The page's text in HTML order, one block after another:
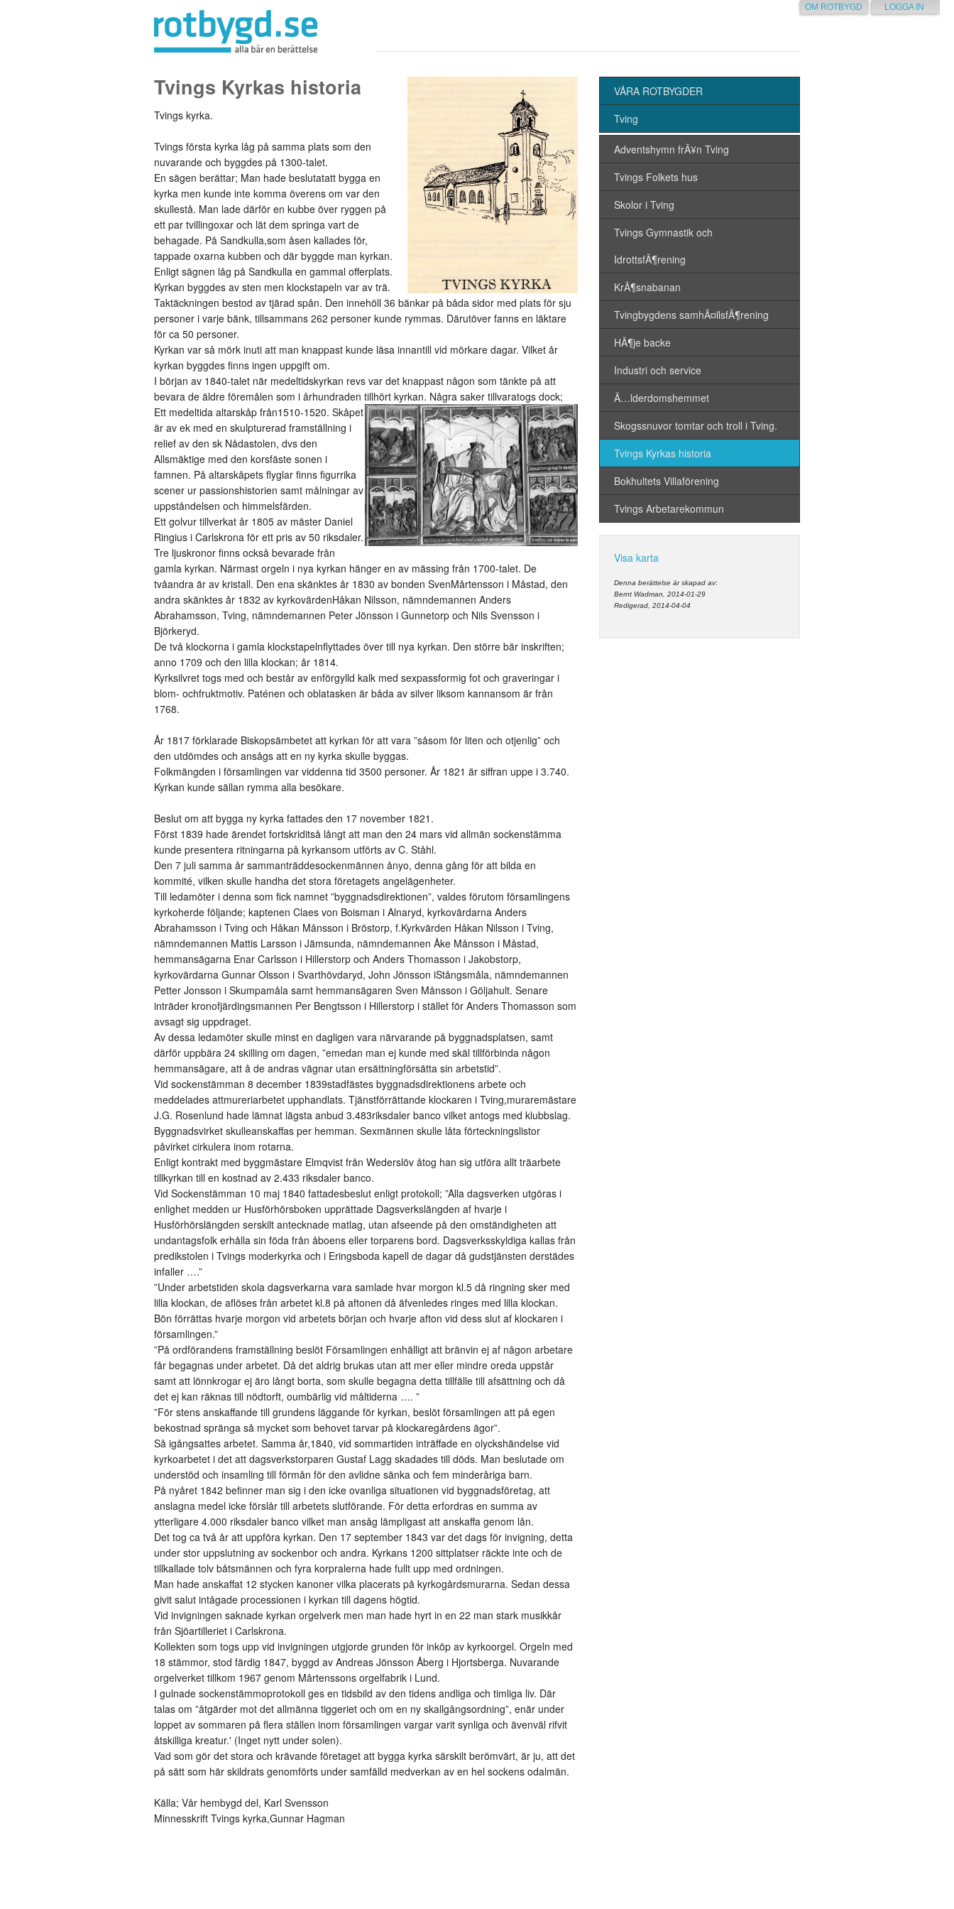
LOGGA IN
OM ROTBYGD
Tvings Kyrkas historia
Tvings kyrka.
Tvings första kyrka låg på samma plats som den
nuvarande och byggdes på 1300-talet.
En sägen berättar; Man hade beslutatatt bygga en
kyrka men kunde inte komma överens om var den
skullestå. Man lade därför en kubbe över ryggen på
ett par tvillingoxar och lät dem springa vart de
behagade. På Sandkulla,som åsen kallades för,
tappade oxarna kubben och där byggde man kyrkan.
Enligt sägnen låg på Sandkulla en gammal offerplats.
Kyrkan byggdes av sten men klockstapeln var av trä.
Taktäckningen bestod av tjärad spån. Den innehöll 36 bänkar på båda sidor med plats för sju
personer i varje bänk, tillsammans 262 personer kunde rymmas. Därutöver fanns en läktare
för ca 50 personer.
Kyrkan var så mörk inuti att man knappast kunde läsa innantill vid mörkare dagar. Vilket år
kyrkan byggdes finns ingen uppgift om.
I början av 1840-talet när medeltidskyrkan revs var det knappast någon som tänkte på att
bevara de äldre föremålen som i århundraden tillhört kyrkan. Några saker tillvaratogs dock;
Ett medeltida altarskåp från1510-1520. Skåpet
är av ek med en skulpturerad framställning i
relief av den sk Nådastolen, dvs den
Allsmäktige med den korsfäste sonen i
famnen. På altarskåpets flyglar finns figurrika
scener ur passionshistorien samt målningar av
uppståndelsen och himmelsfärden.
Ett golvur tillverkat år 1805 av mäster Daniel
Ringius i Carlskrona för ett pris av 50 riksdaler.
Tre ljuskronor finns också bevarade från
gamla kyrkan. Närmast orgeln i nya kyrkan hänger en av mässing från 1700-talet. De
tvåandra är av kristall. Den ena skänktes år 1830 av bonden SvenMårtensson i Måstad, den
andra skänktes år 1832 av kyrkovärdenHåkan Nilsson, nämndemannen Anders
Abrahamsson, Tving, nämndemannen Peter Jönsson i Gunnetorp och Nils Svensson i
Björkeryd.
De två klockorna i gamla klockstapelnflyttades över till nya kyrkan. Den större bär inskriften;
anno 1709 och den lilla klockan; år 1814.
Kyrksilvret togs med och består av enförgylld kalk med sexpassformig fot och graveringar i
blom- ochfruktmotiv. Paténen och oblatasken är båda av silver liksom kannansom är från
1768.
År 1817 förklarade Biskopsämbetet att kyrkan för att vara ”såsom för liten och otjenlig” och
den utdömdes och ansågs att en ny kyrka skulle byggas.
Folkmängden i församlingen var viddenna tid 3500 personer. År 1821 är siffran uppe i 3.740.
Kyrkan kunde sällan rymma alla besökare.
Beslut om att bygga ny kyrka fattades den 17 november 1821.
Först 1839 hade ärendet fortskriditså långt att man den 24 mars vid allmän sockenstämma
kunde presentera ritningarna på kyrkansom utförts av C. Ståhl.
Den 7 juli samma år sammanträddesockenmännen ånyo, denna gång för att bilda en
kommité, vilken skulle handha det stora företagets angelägenheter.
Till ledamöter i denna som fick namnet ”byggnadsdirektionen”, valdes förutom församlingens
kyrkoherde följande; kaptenen Claes von Boisman i Alnaryd, kyrkovärdarna Anders
Abrahamsson i Tving och Håkan Månsson i Bröstorp, f.Kyrkvärden Håkan Nilsson i Tving,
nämndemannen Mattis Larsson i Jämsunda, nämndemannen Åke Månsson i Måstad,
hemmansägarna Enar Carlsson i Hillerstorp och Anders Thomasson i Jakobstorp,
kyrkovärdarna Gunnar Olsson i Svarthövdaryd, John Jönsson iStångsmåla, nämndemannen
Petter Jonsson i Skumpamåla samt hemmansägaren Sven Månsson i Göljahult. Senare
inträder kronofjärdingsmannen Per Bengtsson i Hillerstorp i stället för Anders Thomasson som
avsagt sig uppdraget.
Av dessa ledamöter skulle minst en dagligen vara närvarande på byggnadsplatsen, samt
därför uppbära 24 skilling om dagen, ”emedan man ej kunde med skäl tillförbinda någon
hemmansägare, att å de andras vägnar utan ersättningförsätta sin arbetstid”.
Vid sockenstämman 8 december 1839stadfästes byggnadsdirektionens arbete och
meddelades attmureriarbetet upphandlats. Tjänstförrättande klockaren i Tving,muraremästare
J.G. Rosenlund hade lämnat lägsta anbud 3.483riksdaler banco vilket antogs med klubbslag.
Byggnadsvirket skulleanskaffas per hemman. Sexmännen skulle låta förteckningslistor
påvirket cirkulera inom rotarna.
Enligt kontrakt med byggmästare Elmqvist från Wederslöv åtog han sig utföra allt träarbete
tillkyrkan till en kostnad av 2.433 riksdaler banco.
Vid Sockenstämman 10 maj 1840 fattadesbeslut enligt protokoll; ”Alla dagsverken utgöras i
enlighet medden ur Husförhörsboken upprättade Dagsverkslängden af hvarje i
Husförhörslängden serskilt antecknade matlag, utan afseende på den omständigheten att
undantagsfolk erhålla sin föda från åboens eller torparens bord. Dagsverksskyldiga kallas från
predikstolen i Tvings moderkyrka och i Eringsboda kapell de dagar då gudstjänsten derstädes
infaller ….”
”Under arbetstiden skola dagsverkarna vara samlade hvar morgon kl.5 då ringning sker med
lilla klockan, de aflöses från arbetet kl.8 på aftonen då äfvenledes ringes med lilla klockan.
Bön förrättas hvarje morgon vid arbetets början och hvarje afton vid dess slut af klockaren i
församlingen.”
”På ordförandens framställning beslöt Församlingen enhälligt att bränvin ej af någon arbetare
får begagnas under arbetet. Då det aldrig brukas utan att mer eller mindre oreda uppstår
samt att lönnkrogar ej äro långt borta, som skulle begagna detta tillfälle till afsättning och då
det ej kan räknas till nödtorft, oumbärlig vid måltiderna …. ”
”För stens anskaffande till grundens läggande för kyrkan, beslöt församlingen att på egen
bekostnad spränga så mycket som behovet tarvar på klockaregårdens ägor”.
Så igångsattes arbetet. Samma år,1840, vid sommartiden inträffade en olyckshändelse vid
kyrkoarbetet i det att dagsverkstorparen Gustaf Lagg skadades till döds. Man beslutade om
understöd och insamling till förmån för den avlidne sänka och fem minderåriga barn.
På nyåret 1842 befinner man sig i den icke ovanliga situationen vid byggnadsföretag, att
anslagna medel icke förslår till arbetets slutförande. För detta erfordras en summa av
ytterligare 4.000 riksdaler banco vilket man ansåg lämpligast att anskaffa genom lån.
Det tog ca två år att uppföra kyrkan. Den 17 september 1843 var det dags för invigning, detta
under stor uppslutning av sockenbor och andra. Kyrkans 1200 sittplatser räckte inte och de
tillkallade tolv båtsmännen och fyra korpralerna hade fullt upp med ordningen.
Man hade anskaffat 12 stycken kanoner vilka placerats på kyrkogårdsmurarna. Sedan dessa
givit salut intågade processionen i kyrkan till dagens högtid.
Vid invigningen saknade kyrkan orgelverk men man hade hyrt in en 22 man stark musikkår
från Sjöartilleriet i Carlskrona.
Kollekten som togs upp vid invigningen utgjorde grunden för inköp av kyrkoorgel. Orgeln med
18 stämmor, stod färdig 1847, byggd av Andreas Jönsson Åberg i Hjortsberga. Nuvarande
orgelverket tillkom 1967 genom Mårtenssons orgelfabrik i Lund.
I gulnade sockenstämmoprotokoll ges en tidsbild av den tidens andliga och timliga liv. Där
talas om ”åtgärder mot det allmänna tiggeriet och om en ny skallgångsordning”, enär under
loppet av sommaren på flera ställen inom församlingen vargar varit synliga och ävenväl rifvit
åtskilliga kreatur.' (Inget nytt under solen).
Vad som gör det stora och krävande företaget att bygga kyrka särskilt berömvärt, är ju, att det
på sätt som här skildrats genomförts under samfälld medverkan av en hel sockens odalmän.
Källa; Vår hembygd del, Karl Svensson
Minnesskrift Tvings kyrka,Gunnar Hagman
VÅRA ROTBYGDER
Tving
Adventshymn frÃ¥n Tving
Tvings Folkets hus
Skolor i Tving
Tvings Gymnastik och
IdrottsfÃ¶rening
KrÃ¶snabanan
Tvingbygdens samhÃ¤llsfÃ¶rening
HÃ¶je backe
Industri och service
Ã…lderdomshemmet
Skogssnuvor tomtar och troll i Tving.
Tvings Kyrkas historia
Bokhultets Villaförening
Tvings Arbetarekommun
Visa karta
Denna berättelse är skapad av:
Bernt Wadman, 2014-01-29
Redigerad, 2014-04-04